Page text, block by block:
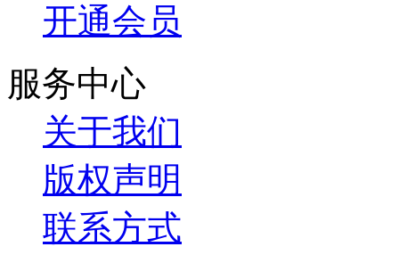
开通会员
服务中心
关于我们
版权声明
联系方式